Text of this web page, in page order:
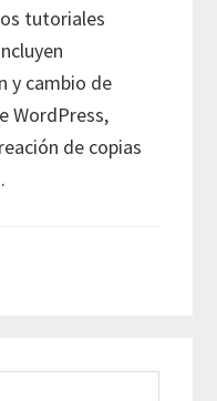
tutoriales
y cambio de
WordPress,
de copias